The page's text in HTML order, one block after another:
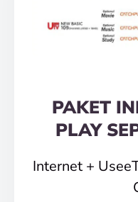
PAKET
PLAY
Internet +